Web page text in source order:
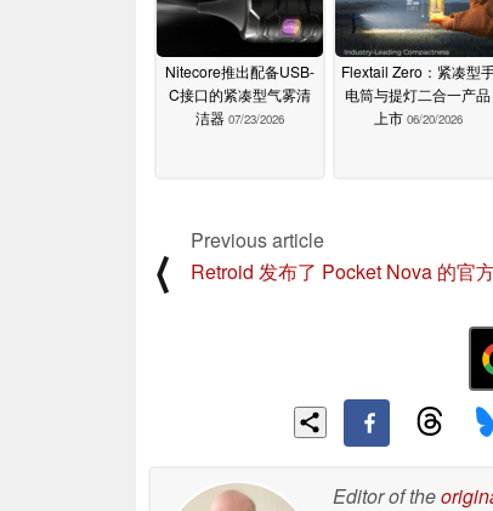
Nitecore推出配备USB-
C接口的紧凑型气雾清
洁器 07/23/2026
Flextail Zero：紧凑型
电筒与提灯二合一产品
上市 06/20/2026
⟨
Previous article
Retroid 发布了 Pocket Nova 的官
Editor of the